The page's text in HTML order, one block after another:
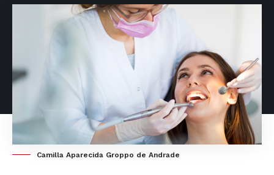
Camilla Aparecida Groppo de Andrade